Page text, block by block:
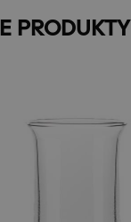
PRODUKTY